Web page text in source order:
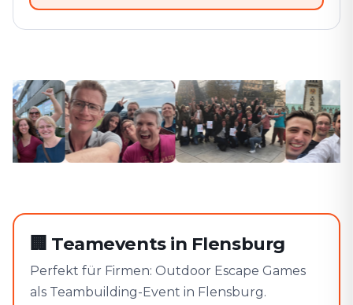
🏢 Teamevents in Flensburg
Perfekt für Firmen: Outdoor Escape Games
als Teambuilding-Event in Flensburg.